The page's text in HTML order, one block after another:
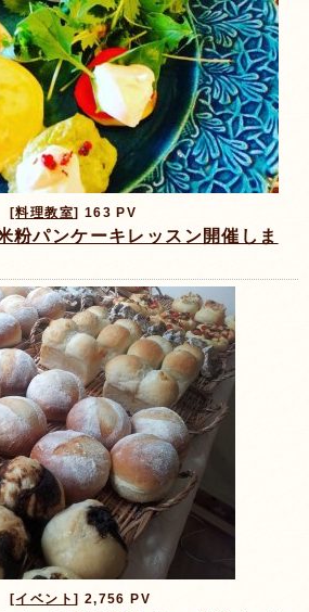
[料理教室] 163 PV
粉パンケーキレッスン開催しま
[イベント] 2,756 PV